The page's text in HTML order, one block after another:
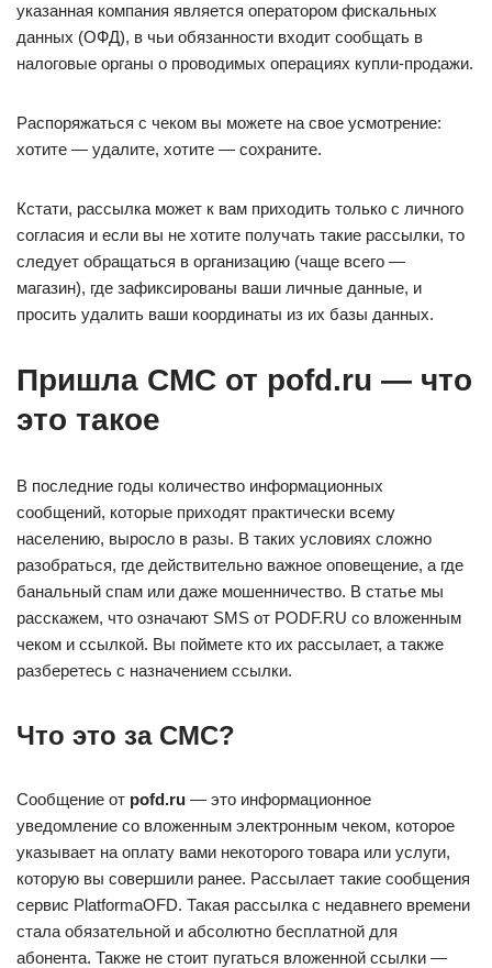
указанная компания является оператором фискальных
данных (ОФД), в чьи обязанности входит сообщать в
налоговые органы о проводимых операциях купли-продажи.
Распоряжаться с чеком вы можете на свое усмотрение:
хотите — удалите, хотите — сохраните.
Кстати, рассылка может к вам приходить только с личного
согласия и если вы не хотите получать такие рассылки, то
следует обращаться в организацию (чаще всего —
магазин), где зафиксированы ваши личные данные, и
просить удалить ваши координаты из их базы данных.
Пришла СМС от pofd.ru — что
это такое
В последние годы количество информационных
сообщений, которые приходят практически всему
населению, выросло в разы. В таких условиях сложно
разобраться, где действительно важное оповещение, а где
банальный спам или даже мошенничество. В статье мы
расскажем, что означают SMS от PODF.RU со вложенным
чеком и ссылкой. Вы поймете кто их рассылает, а также
разберетесь с назначением ссылки.
Что это за СМС?
Сообщение от pofd.ru — это информационное
уведомление со вложенным электронным чеком, которое
указывает на оплату вами некоторого товара или услуги,
которую вы совершили ранее. Рассылает такие сообщения
сервис PlatformaOFD. Такая рассылка с недавнего времени
стала обязательной и абсолютно бесплатной для
абонента. Также не стоит пугаться вложенной ссылки —